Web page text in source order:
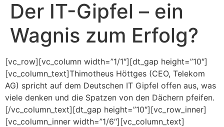
Der IT-Gipfel – ein
Wagnis zum Erfolg?
[vc_row][vc_column width=”1/1″][dt_gap height=”10″]
[vc_column_text]Thimotheus Höttges (CEO, Telekom
AG) spricht auf dem Deutschen IT Gipfel offen aus, was
viele denken und die Spatzen von den Dächern pfeifen.
[/vc_column_text][dt_gap height=”10″][vc_row_inner]
[vc_column_inner width=”1/6″][vc_column_text]